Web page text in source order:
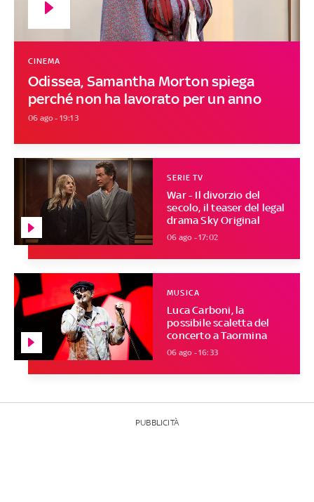
Odissea, Samantha Morton spiega
perché non ha lavorato per un anno
CINEMA
06 ago - 19:13
War - Il divorzio del
secolo, il teaser del legal
drama Sky Original
SERIE TV
06 ago - 17:02
Luca Carboni, la
possibile scaletta del
concerto a Taormina
MUSICA
06 ago - 16:33
PUBBLICITÀ